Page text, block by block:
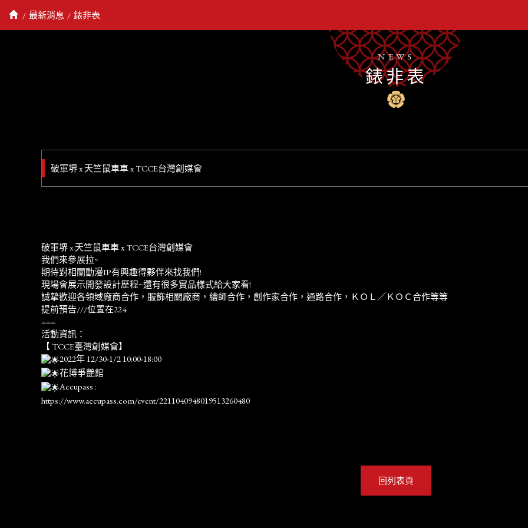
最新消息 錶非表
NEWS
錶非表
破軍堺 x 天竺鼠車車 x TCCE台灣創媒會
破軍堺 x 天竺鼠車車 x TCCE台灣創媒會
我們來參展拉~
期待對相關動漫IP有興趣得夥伴來找我們!
現場會展示開發設計歷程~還有很多實品樣式給大家看!
誠摯歡迎各領域廠商合作，服飾相關廠商，繪師合作，創作家合作，通路合作，ＫＯＬ／ＫＯＣ合作等等
提前預告///位置在224
===
活動資訊：
【 TCCE臺灣創媒會】
2022年 12/30-1/2 10:00-18:00
花博爭艷館
Accupass :
https://www.accupass.com/event/2211040948019513260480
回列表頁